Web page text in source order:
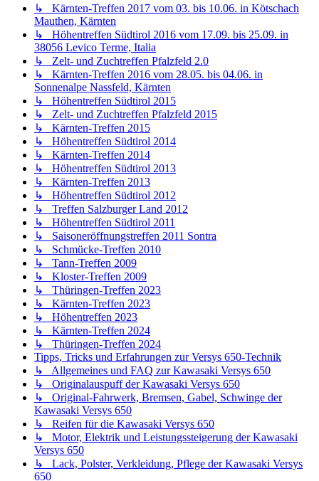
↳ Kärnten-Treffen 2017 vom 03. bis 10.06. in Kötschach
Mauthen, Kärnten
↳ Höhentreffen Südtirol 2016 vom 17.09. bis 25.09. in
38056 Levico Terme, Italia
↳ Zelt- und Zuchtreffen Pfalzfeld 2.0
↳ Kärnten-Treffen 2016 vom 28.05. bis 04.06. in
Sonnenalpe Nassfeld, Kärnten
↳ Höhentreffen Südtirol 2015
↳ Zelt- und Zuchtreffen Pfalzfeld 2015
↳ Kärnten-Treffen 2015
↳ Höhentreffen Südtirol 2014
↳ Kärnten-Treffen 2014
↳ Höhentreffen Südtirol 2013
↳ Kärnten-Treffen 2013
↳ Höhentreffen Südtirol 2012
↳ Treffen Salzburger Land 2012
↳ Höhentreffen Südtirol 2011
↳ Saisoneröffnungstreffen 2011 Sontra
↳ Schmücke-Treffen 2010
↳ Tann-Treffen 2009
↳ Kloster-Treffen 2009
↳ Thüringen-Treffen 2023
↳ Kärnten-Treffen 2023
↳ Höhentreffen 2023
↳ Kärnten-Treffen 2024
↳ Thüringen-Treffen 2024
Tipps, Tricks und Erfahrungen zur Versys 650-Technik
↳ Allgemeines und FAQ zur Kawasaki Versys 650
↳ Originalauspuff der Kawasaki Versys 650
↳ Original-Fahrwerk, Bremsen, Gabel, Schwinge der
Kawasaki Versys 650
↳ Reifen für die Kawasaki Versys 650
↳ Motor, Elektrik und Leistungssteigerung der Kawasaki
Versys 650
↳ Lack, Polster, Verkleidung, Pflege der Kawasaki Versys
650